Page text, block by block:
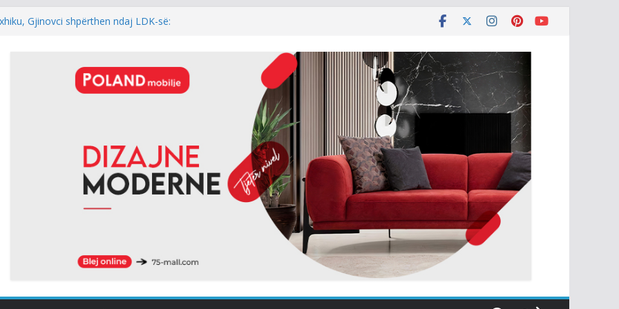
Gjinovci shpërthen ndaj LDK-së:
Kur rezultati zgjedhor është
për LDK’në papritmas
me armatosjen e Serbisë, e quan